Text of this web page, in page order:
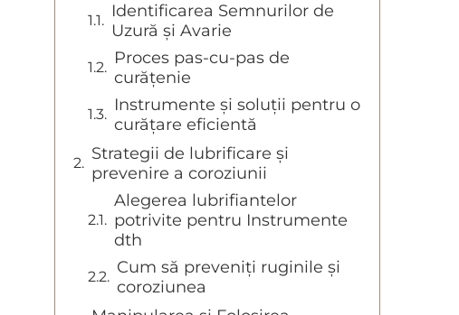
Identificarea Semnurilor de
Uzură și Avarie
Proces pas-cu-pas de
curățenie
Instrumente și soluții pentru o
curățare eficientă
Strategii de lubrificare și
prevenire a coroziunii
Alegerea lubrifiantelor
potrivite pentru Instrumente
dth
Cum să preveniți ruginile și
coroziunea